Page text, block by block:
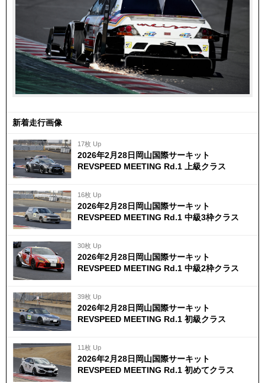
新着走行画像
17枚 Up
2026年2月28日岡山国際サーキット
REVSPEED MEETING Rd.1 上級クラス
16枚 Up
2026年2月28日岡山国際サーキット
REVSPEED MEETING Rd.1 中級3枠クラス
30枚 Up
2026年2月28日岡山国際サーキット
REVSPEED MEETING Rd.1 中級2枠クラス
39枚 Up
2026年2月28日岡山国際サーキット
REVSPEED MEETING Rd.1 初級クラス
11枚 Up
2026年2月28日岡山国際サーキット
REVSPEED MEETING Rd.1 初めてクラス